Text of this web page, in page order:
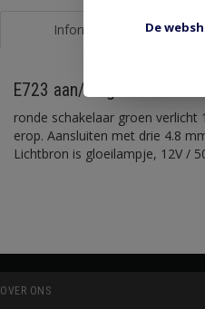
Informatie
E723 aan/uit groen verlicht
ronde schakelaar groen
erop. Aansluiten met drie 4.8
Lichtbron is gloeilampje, 12V /
OVER ONS
De